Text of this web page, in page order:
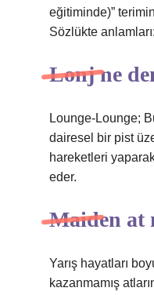
eğitiminde)”
Sözlükte
Lonj ne
Lounge-Lounge;
dairesel bir pist
hareketleri
eder.
Maiden at
Yarış hayatları
kazanmamış